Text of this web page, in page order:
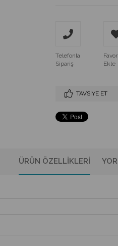
Telefonla
Sipariş
Ekle
TAVSIYE ET
ÜRÜN ÖZELLIKLERI